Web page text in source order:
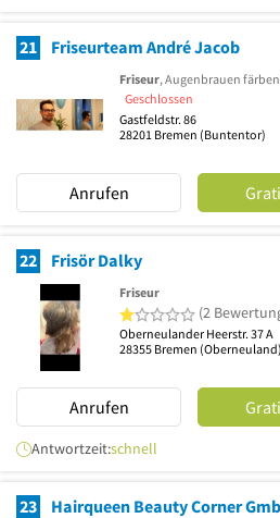
21 Friseurteam André Jacob
Friseur, Augenbrauen
Geschlossen
Gastfeldstr. 86
28201 Bremen (Buntentor)
Anrufen
22 Frisör Dalky
Friseur
1 von 5 Sternen
(2
Oberneulander Heerstr. 37 A
28355 Bremen (Oberneuland)
Anrufen
Antwortzeit:schnell
23 Hairqueen Beauty Corner